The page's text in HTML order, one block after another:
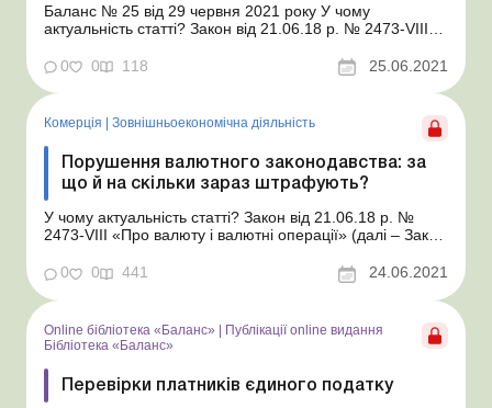
Баланс № 25 від 29 червня 2021 року У чому
актуальність статті? Закон від 21.06.18 р. № 2473-VIII
що діє вже більше двох років, віддав питання контролю
над суб’єктами валютних операцій податківцям. І навіть
установив д...
0 0 118 25.06.2021
Комерція Зовнішньоекономічна діяльність
Порушення валютного законодавства: за
що й на скільки зараз штрафують?
У чому актуальність статті? Закон від 21.06.18 р. №
2473-VIII «Про валюту і валютні операції» (далі – Закон
контролю над суб’єктами валютних операцій
податківцям. І навіть установив діапазон штрафів за
порушення валютног...
0 0 441 24.06.2021
Online бібліотека «Баланс» | Публікації online видання
Бібліотека «Баланс»
Перевірки платників єдиного податку